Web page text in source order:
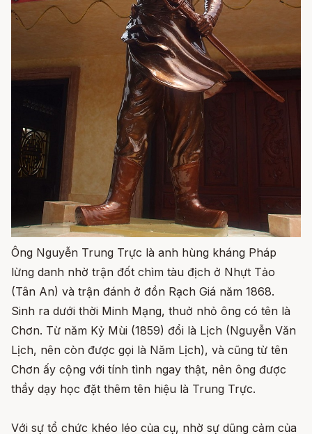
Ông Nguyễn Trung Trực là anh hùng kháng Pháp
lừng danh nhờ trận đốt chìm tàu địch ở Nhựt Tảo
(Tân An) và trận đánh ở đồn Rạch Giá năm 1868.
Sinh ra dưới thời Minh Mạng, thuở nhỏ ông có tên là
Chơn. Từ năm Kỷ Mùi (1859) đổi là Lịch (Nguyễn Văn
Lịch, nên còn được gọi là Năm Lịch), và cũng từ tên
Chơn ấy cộng với tính tình ngay thật, nên ông được
thầy dạy học đặt thêm tên hiệu là Trung Trực.
Với sự tổ chức khéo léo của cụ, nhờ sự dũng cảm của